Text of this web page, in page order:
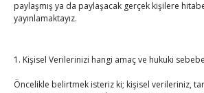
paylaşmış ya da paylaşacak gerçek kişilere
yayınlamaktayız.
1. Kişisel Verilerinizi hangi amaç ve hukuki
Öncelikle belirtmek isteriz ki; kişisel verileriniz,
Hisarcıklıoğlu Muğla İl/İlçe Oda / Borsa
ile buluştu